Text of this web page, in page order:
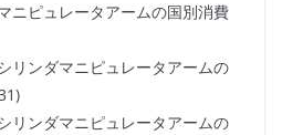
ニピュレータアームの国別消費
リンダマニピュレータアームの
リンダマニピュレータアームの